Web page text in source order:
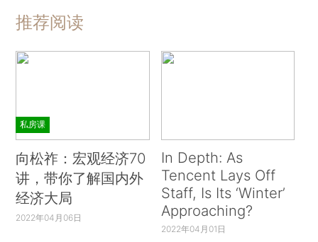
推荐阅读
私房课
向松祚：宏观经济70
讲，带你了解国内外
经济大局
2022年04月06日
In Depth: As
Tencent Lays Off
Staff, Is Its ‘Winter’
Approaching?
2022年04月01日